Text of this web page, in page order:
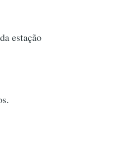
estação